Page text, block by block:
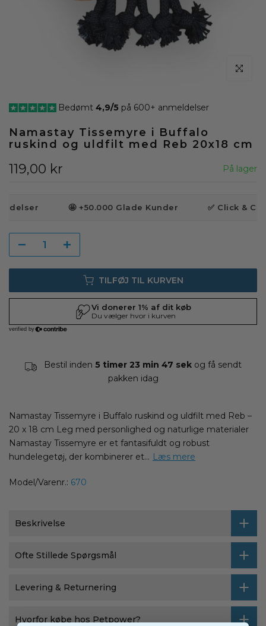
klik for at
Bedømt 4,9/5 på 600+ anmeldelser
Namastay Tissemyre i Buffalo
ruskind og uldfilt med Reb 20x18 cm
119,00 kr På lager
🤩 +50.000 Glade Kunder ✅ Click &
TILFØJ TIL KURVEN
Bestil inden 5 timer 23 min 47 sek og få sendt
pakken idag
Namastay Tissemyre i Buffalo ruskind og uldfilt med Reb –
20 x 18 cm Leg med personlighed og naturlige materialer
Namastay Tissemyre er et fantasifuldt og robust
hundelegetøj, der kombinerer et... Læs mere
Model/Varenr.: 670
Beskrivelse
Ofte Stillede Spørgsmål
Levering & Returnering
Hvorfor købe hos Petpower?